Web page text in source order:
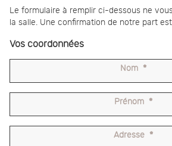
Le formulaire à remplir ci-dessous ne
la salle. Une confirmation de notre part
Vos coordonnées
Nom *
Prénom *
Adresse *